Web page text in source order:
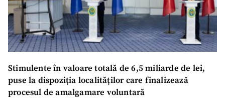
Stimulente în valoare totală de 6,5 miliarde de lei,
puse la dispoziția localităților care finalizează
procesul de amalgamare voluntară